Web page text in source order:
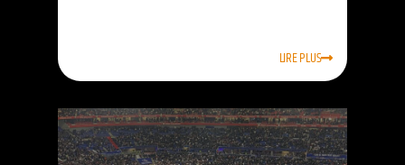
LIRE PLUS